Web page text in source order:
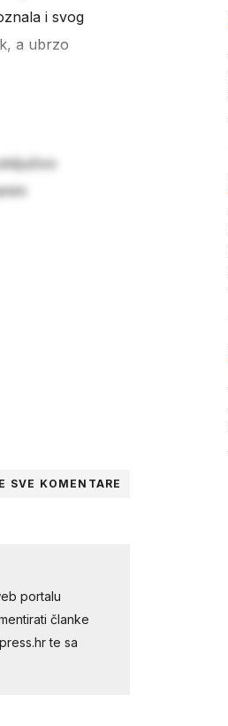
i svog
a ubrzo
SVE KOMENTARE
portalu
članke
te sa